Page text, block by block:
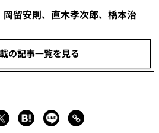
留安則、直木孝次郎、橋本治
の記事一覧を見る